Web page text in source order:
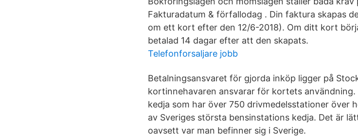
Fakturadatum & förfallodag . Din faktura skapas
om ett kort efter den 12/6-2018). Om ditt kort
betalad 14 dagar efter att den skapats.
Telefonforsaljare jobb
Betalningsansvaret för gjorda inköp ligger på
kortinnehavaren ansvarar för kortets
kedja som har över 750 drivmedelsstationer över
av Sveriges största bensinstations kedja. Det är
oavsett var man befinner sig i Sverige.